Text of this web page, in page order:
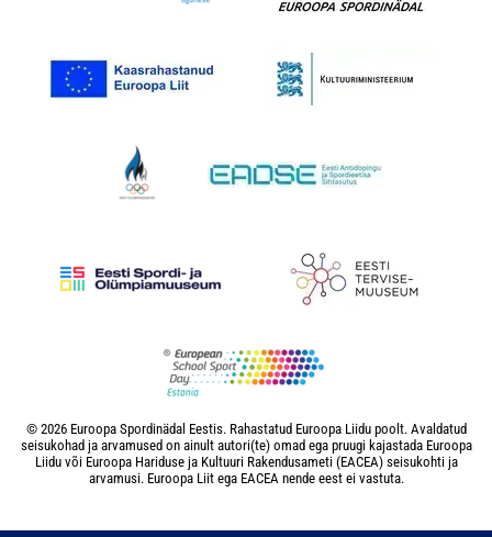
© 2026 Euroopa Spordinädal Eestis. Rahastatud Euroopa Liidu poolt. Avaldatud
seisukohad ja arvamused on ainult autori(te) omad ega pruugi kajastada Euroopa
Liidu või Euroopa Hariduse ja Kultuuri Rakendusameti (EACEA) seisukohti ja
arvamusi. Euroopa Liit ega EACEA nende eest ei vastuta.